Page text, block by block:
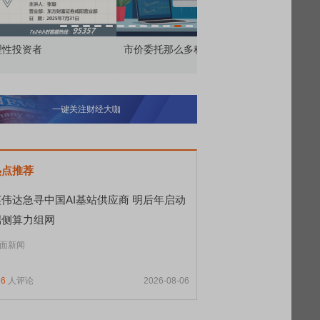
委托那么多种，究竟怎么用？
一键关注财经大咖
推荐
达急寻中国AI基站供应商 明后年启动
算力组网
新闻
人评论 2026-08-06